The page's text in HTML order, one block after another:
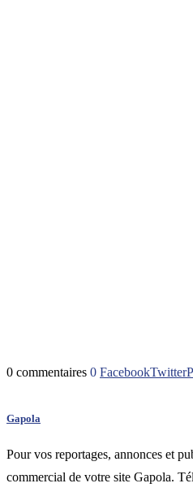
0 commentaires 0 FacebookTwitter
Gapola
Pour vos reportages, annonces et
commercial de votre site Gapola.